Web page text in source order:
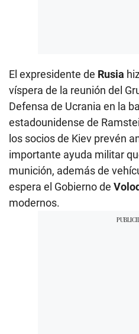
El expresidente de Rusia
víspera de la reunión del
Defensa de Ucrania en la
estadounidense de
los socios de Kiev prevén
importante ayuda militar
munición, además de
espera el Gobierno de
modernos.